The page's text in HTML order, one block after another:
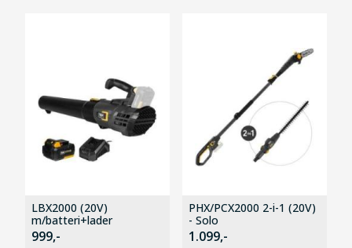
LBX2000 (20V)
m/batteri+lader
999,-
PHX/PCX2000 2-i-1 (20V)
- Solo
1.099,-